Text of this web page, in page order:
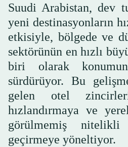
Suudi Arabistan, dev
yeni destinasyonların
etkisiyle, bölgede ve
sektörünün en hızlı
biri olarak
sürdürüyor. Bu
gelen otel
hızlandırmaya ve
görülmemiş
geçirmeye yöneltiyor.